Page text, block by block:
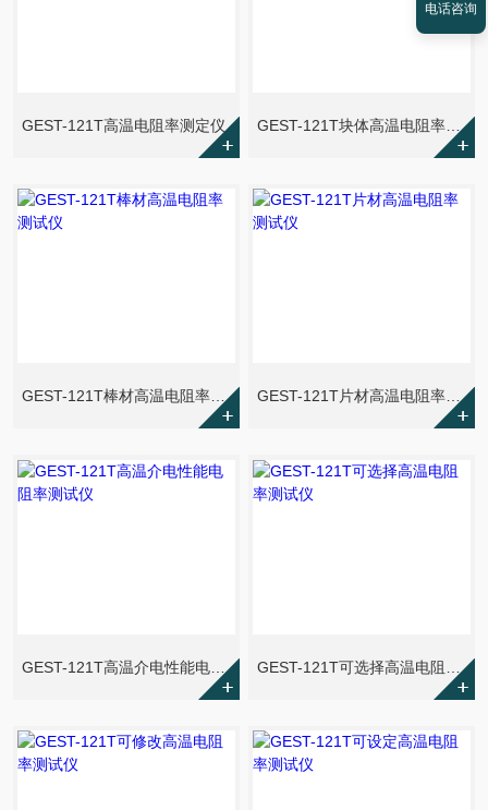
GEST-121T高温电阻率测定仪 GEST-121T块体高温电阻率测试仪
GEST-121T棒材高温电阻率测试仪 GEST-121T片材高温电阻率测试仪
电话咨询